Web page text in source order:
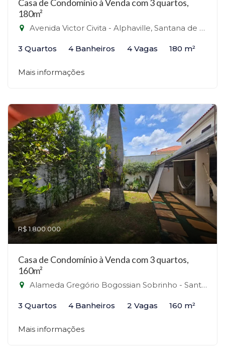
Casa de Condomínio à Venda com 3 quartos,
180m²
Avenida Victor Civita - Alphaville, Santana de Parnaíba-SP
3 Quartos 4 Banheiros 4 Vagas 180 m²
Mais informações
R$ 1.800.000
Casa de Condomínio à Venda com 3 quartos,
160m²
Alameda Gregório Bogossian Sobrinho - Santana de Parnaíba - SP - Alphaville, Santana de Parnaíba-SP
3 Quartos 4 Banheiros 2 Vagas 160 m²
Mais informações